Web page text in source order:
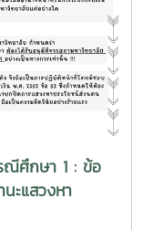
ณีศึกษา 1 : ข้อ
ะแสวงหา